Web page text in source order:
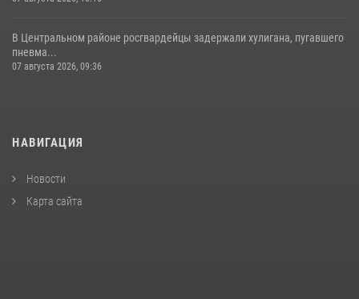
В Центральном районе росгвардейцы задержали хулигана, пугавшего
пневма...
07 августа 2026, 09:36
НАВИГАЦИЯ
Новости
Карта сайта